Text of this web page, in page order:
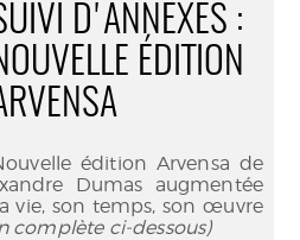
D'ANNEXES :
ÉDITION
édition Arvensa de
Dumas augmentée
vie, son temps, son œuvre
complète ci-dessous)